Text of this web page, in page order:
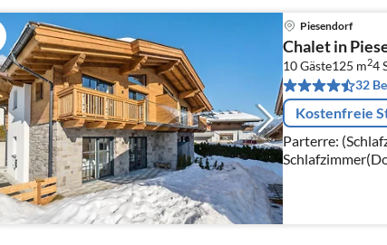
Piesendorf
Chalet in
10 Gäste125 m24
32
Kostenfreie
Parterre:
Etagenbett, TV),
Toilette)